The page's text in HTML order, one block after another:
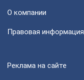
О компании
Правовая информация
Реклама на сайте